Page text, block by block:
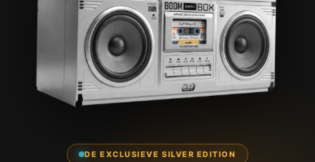
DE EXCLUSIEVE SILVER EDITION